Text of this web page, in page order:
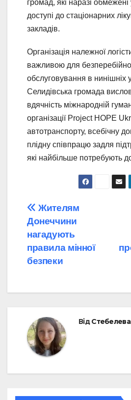
громад, які наразі обмежені
доступі до стаціонарних
закладів.
Організація належної
важливою для
обслуговування в нинішніх
Селидівська громада
вдячність міжнародній
організації Project HOPE
автотранспорту, всебічну
плідну співпрацю задля
які найбільше потребують
Навігація
записів
Жителям
Донеччини
нагадують
правила мінної
безпеки
Від